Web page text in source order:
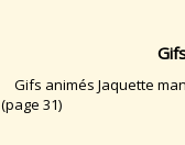
Gifs animés Jaquette
(page 31)